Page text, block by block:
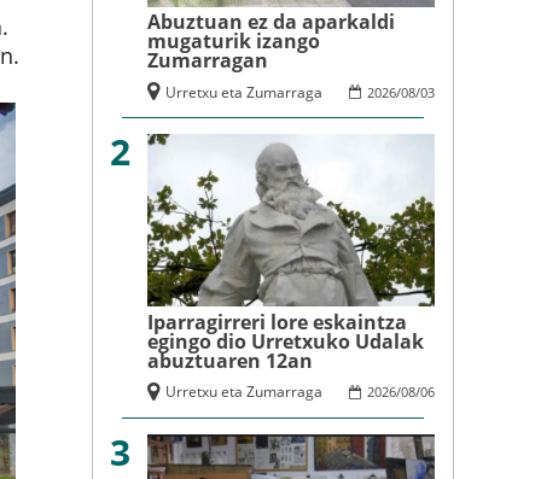
Abuztuan ez da aparkaldi
mugaturik izango
Zumarragan
2026/08/03
Urretxu eta Zumarraga
2
Iparragirreri lore eskaintza
egingo dio Urretxuko Udalak
abuztuaren 12an
2026/08/06
Urretxu eta Zumarraga
3